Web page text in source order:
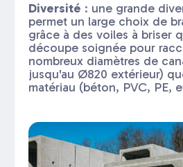
Diversité : une grande
permet un large choix de
grâce à des voiles à briser
découpe soignée pour
nombreux diamètres de
jusqu'au Ø820 extérieur)
matériau (béton, PVC, PE,